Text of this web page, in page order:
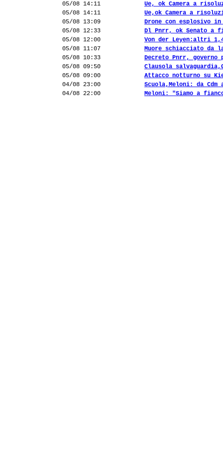
05/08 14:11
Ue, ok Camera a
05/08 14:11
Ue,ok Camera a
05/08 13:09
Drone con esplosivo
05/08 12:33
Dl Pnrr, ok Senato a
05/08 12:00
Von der Leyen:altri
05/08 11:07
Muore schiacciato da
05/08 10:33
Decreto Pnrr,
05/08 09:50
Clausola
05/08 09:00
Attacco notturno su
04/08 23:00
Scuola,Meloni: da
04/08 22:00
Meloni: "Siamo a